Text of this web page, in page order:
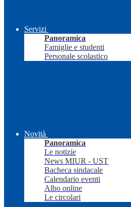
Servizi
Panoramica
Famiglie e studenti
Personale scolastico
Novità
Panoramica
Le notizie
News MIUR - UST
Bacheca sindacale
Calendario eventi
Albo online
Le circolari